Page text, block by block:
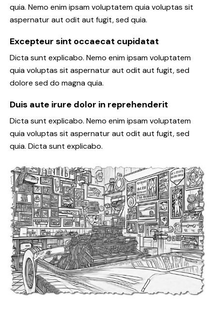
quia. Nemo enim ipsam voluptatem quia voluptas sit
aspernatur aut odit aut fugit, sed quia.
Excepteur sint occaecat cupidatat
Dicta sunt explicabo. Nemo enim ipsam voluptatem
quia voluptas sit aspernatur aut odit aut fugit, sed
dolore sed do magna quia.
Duis aute irure dolor in reprehenderit
Dicta sunt explicabo. Nemo enim ipsam voluptatem
quia voluptas sit aspernatur aut odit aut fugit, sed
quia. Dicta sunt explicabo.